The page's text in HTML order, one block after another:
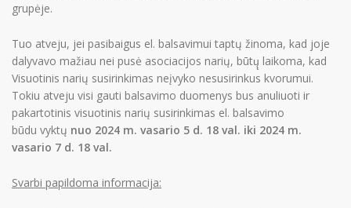
grupėje.
Tuo atveju, jei pasibaigus el. balsavimui taptų žinoma, kad joje
dalyvavo mažiau nei pusė asociacijos narių, būtų̨ laikoma, kad
Visuotinis narių susirinkimas neįvyko nesusirinkus kvorumui.
Tokiu atveju visi gauti balsavimo duomenys bus anuliuoti ir
pakartotinis visuotinis narių susirinkimas el. balsavimo
būdu vyktų nuo 2024 m. vasario 5 d. 18 val. iki 2024 m.
vasario 7 d. 18 val.
Svarbi papildoma informacija: